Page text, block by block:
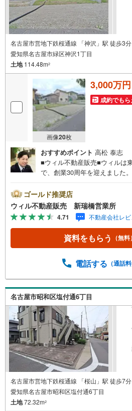
名古屋市営地下鉄桜通線 「神沢」駅 徒歩3分
愛知県名古屋市緑区神沢1丁目
土地114.48m2
画像20枚
3,000万円
成約でもら
おすすめポイント 高松 泰志
■ウィル不動産販売■ウィルは
で、創業30周年を迎えました
です。新瑞橋駅から徒歩1分の
おむつ替えスペースを完備し
も安心してご利用いただけま
へ●弊社では平日にご内覧や契
に、「平日会員制度」という
す。●お仕事で忙しい方へ●午
間外でのご内覧にも対応いた
弊社は定休日なく営業してお
す。弊社で掲載している物件
で、一度ご相談ください。●そ
件に関することはもちろん、
フォームに関することなど、
でもお気軽にご相談ください。
ゴールド推奨店
ウィル不動産販売 新瑞橋営業所
4.71 不動産会社レ
資料をもらう （無料）
電話する （通話
名古屋市昭和区塩付通6丁目
名古屋市営地下鉄桜通線 「桜山」駅 徒歩7分
愛知県名古屋市昭和区塩付通6丁目
土地72.32m2